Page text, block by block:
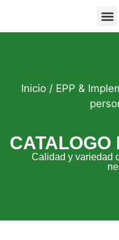
CATALOGO
Calidad y variedad
Inicio / EPP &